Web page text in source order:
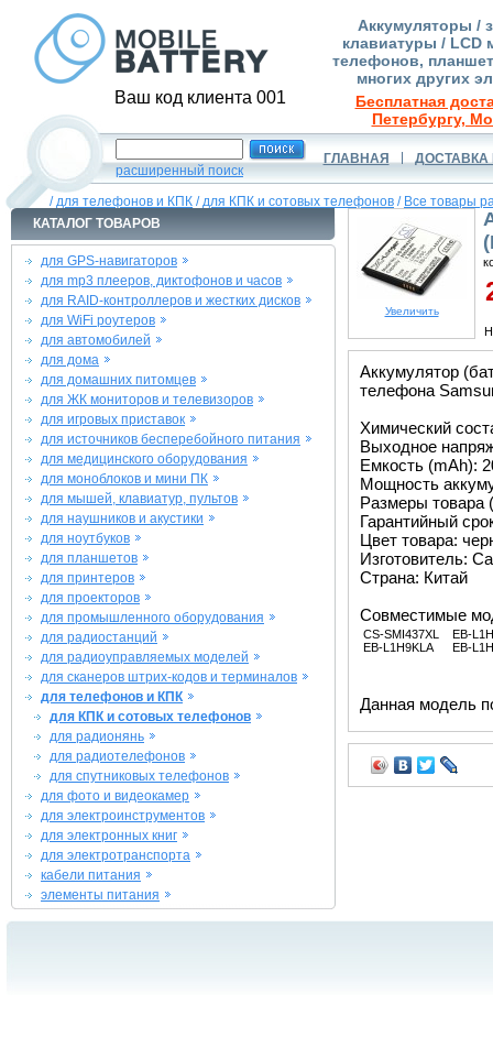
Ваш код клиента 001
Аккумуляторы /
клавиатуры / LCD
телефонов,
многих других
Бесплатная
Петербургу,
расширенный поиск
ГЛАВНАЯ ДОСТАВКА
/для телефонов и КПК /для КПК и сотовых телефонов / Все товары
КАТАЛОГ ТОВАРОВ
для GPS-навигаторов
для mp3 плееров, диктофонов и часов
для RAID-контроллеров и жестких дисков
для WiFi роутеров
для автомобилей
для дома
для домашних питомцев
для ЖК мониторов и телевизоров
для игровых приставок
для источников бесперебойного питания
для медицинского оборудования
для моноблоков и мини ПК
для мышей, клавиатур, пультов
для наушников и акустики
для ноутбуков
для планшетов
для принтеров
для проекторов
для промышленного оборудования
для радиостанций
для радиоуправляемых моделей
для сканеров штрих-кодов и терминалов
для телефонов и КПК
для КПК и сотовых телефонов
для радионянь
для радиотелефонов
для спутниковых телефонов
для фото и видеокамер
для электроинструментов
для электронных книг
для электротранспорта
кабели питания
элементы питания
Увеличить
Аккумулятор
телефона
Химический
Выходное
Емкость (mAh):
Мощность
Размеры товара
Гарантийный
Цвет товара:
Изготовитель:
Страна: Китай
Совместимые
CS-SMI437XL
EB-L1H9KLA
EB-
EB-
Данная модель